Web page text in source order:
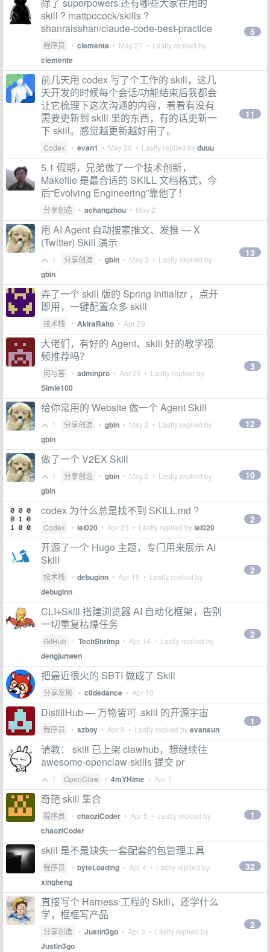
skill ? mattpocock/skills ?
shanraisshan/claude-code-best-practice
程序员 • clemente • May 27 • Lastly replied by
clemente
5
前几天用 codex 写了个工作的 skill，这几
天开发的时候每个会话/功能结束后我都会
让它梳理下这次沟通的内容，看看有没有
需要更新到 skill 里的东西，有的话更新一
下 skill。感觉越更新越好用了。
Codex • evan1 • May 26 • Lastly replied byduuu
11
5.1 假期，兄弟做了一个技术创新，
Makefile 是最合适的 SKILL 文档格式，今
后“Evolving Engineering”靠他了！
分享创造 • achangzhou • May 2
用 AI Agent 自动搜索推文、发推 — X
(Twitter) Skill 演示
1 分享创造 • gbin • May 3 • Lastly replied by
gbin
13
弄了一个 skill 版的 Spring Initializr ，点开
即用，一键配置众多 skill
技术栈 • AkiraRaito • Apr 29
大佬们，有好的 Agent、skill 好的教学视
频推荐吗？
问与答 • adminpro • Apr 29 • Lastly replied by
Simle100
3
给你常用的 Website 做一个 Agent Skill
1 分享创造 • gbin • May 2 • Lastly replied by
gbin
12
做了一个 V2EX Skill
1 分享创造 • gbin • May 2 • Lastly replied by
gbin
10
codex 为什么总是找不到 SKILL.md ?
Codex • lel020 • Apr 23 • Lastly replied bylel020
2
开源了一个 Hugo 主题，专门用来展示 AI
Skill
技术栈 • debuginn • Apr 19 • Lastly replied by
debuginn
2
CLI+Skill 搭建浏览器 AI 自动化框架，告别
一切重复枯燥任务
GitHub • TechShrimp • Apr 14 • Lastly replied by
dengjunwen
2
把最近很火的 SBTI 做成了 Skill
分享发现 • c0dedance • Apr 10
DistillHub — 万物皆可 .skill 的开源宇宙
程序员 • szboy • Apr 9 • Lastly replied byevansun
1
请教： skill 已上架 clawhub，想继续往
awesome-openclaw-skills 提交 pr
1 OpenClaw • 4mYHime • Apr 7
奇葩 skill 集合
程序员 • chaoziCoder • Apr 5 • Lastly replied by
chaoziCoder
1
skill 是不是缺失一套配套的包管理工具
程序员 • byteLoading • Apr 4 • Lastly replied by
xingheng
32
直接写个 Harness 工程的 Skill，还学什么
学，框框写产品
分享创造 • Justin3go • Apr 3 • Lastly replied by
Justin3go
2